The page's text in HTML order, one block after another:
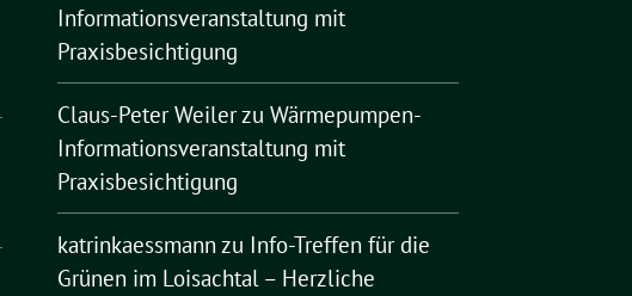
Informationsveranstaltung mit
Praxisbesichtigung
Claus-Peter Weilerzu Wärmepumpen-
Informationsveranstaltung mit
Praxisbesichtigung
katrinkaessmann zu Info-Treffen für die
Grünen im Loisachtal – Herzliche